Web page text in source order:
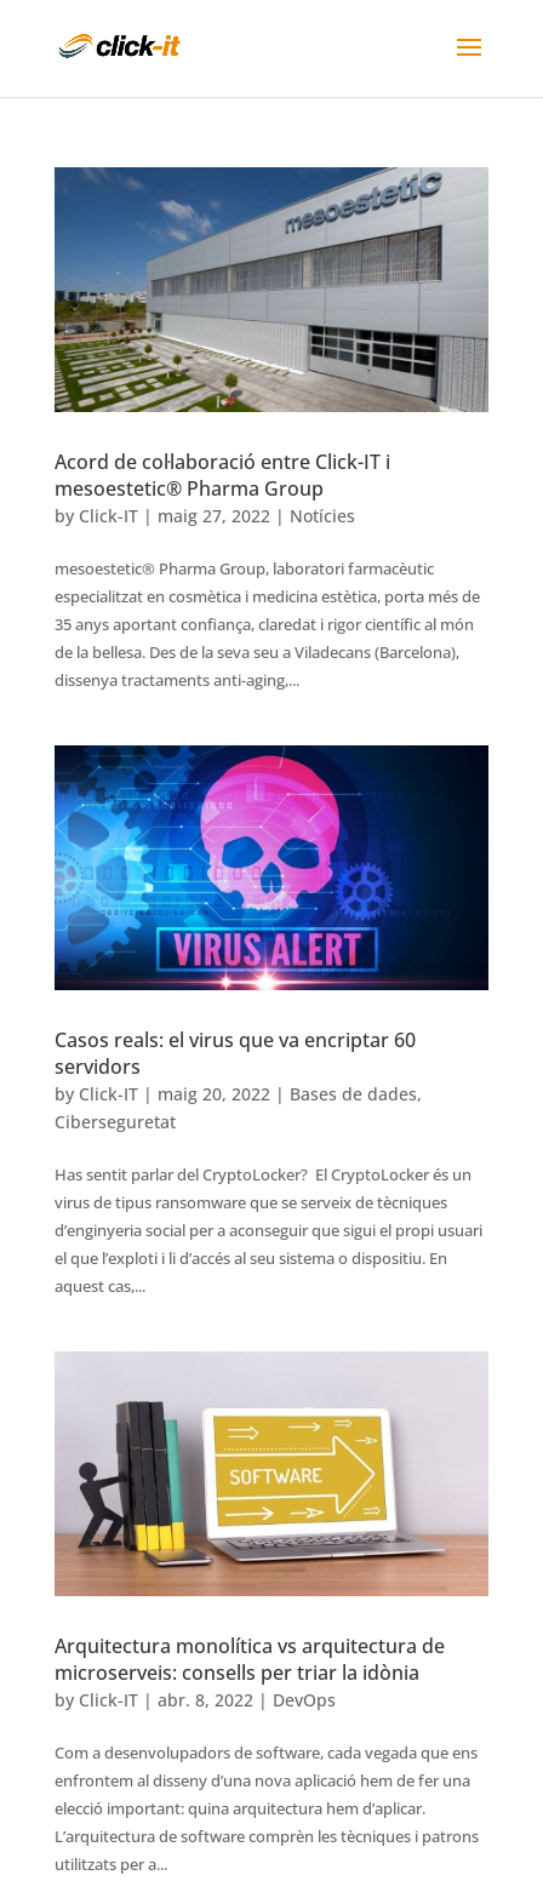
Acord de col·laboració entre Click-IT i
mesoestetic® Pharma Group
by Click-IT| maig 27, 2022| Notícies
mesoestetic® Pharma Group, laboratori farmacèutic
especialitzat en cosmètica i medicina estètica, porta més de
35 anys aportant confiança, claredat i rigor científic al món
de la bellesa. Des de la seva seu a Viladecans (Barcelona),
dissenya tractaments anti-aging,...
Casos reals: el virus que va encriptar 60
servidors
by Click-IT| maig 20, 2022| Bases de dades,
Ciberseguretat
Has sentit parlar del CryptoLocker? El CryptoLocker és un
virus de tipus ransomware que se serveix de tècniques
d’enginyeria social per a aconseguir que sigui el propi usuari
el que l’exploti i li d’accés al seu sistema o dispositiu. En
aquest cas,...
Arquitectura monolítica vs arquitectura de
microserveis: consells per triar la idònia
by Click-IT| abr. 8, 2022| DevOps
Com a desenvolupadors de software, cada vegada que ens
enfrontem al disseny d’una nova aplicació hem de fer una
elecció important: quina arquitectura hem d’aplicar.
L’arquitectura de software comprèn les tècniques i patrons
utilitzats per a...